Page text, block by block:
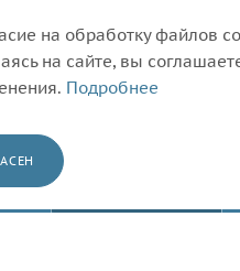
на обработку файлов
на сайте, вы
Подробнее